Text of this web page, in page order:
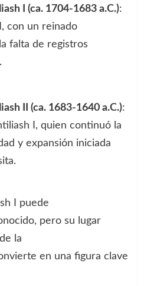
I (ca. 1704-1683 a.C.):
con un reinado
falta de registros
II (ca. 1683-1640 a.C.):
I, quien continuó la
y expansión iniciada
I puede
pero su lugar
la
en una figura clave